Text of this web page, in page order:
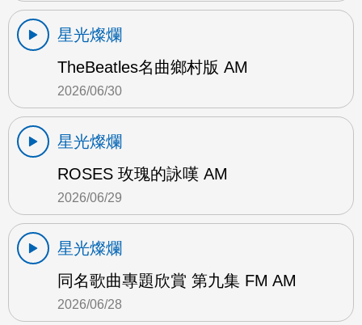
星光燦爛
TheBeatles名曲鄉村版 AM
2026/06/30
星光燦爛
ROSES 玫瑰的詠嘆 AM
2026/06/29
星光燦爛
同名歌曲專題欣賞 第九集 FM AM
2026/06/28